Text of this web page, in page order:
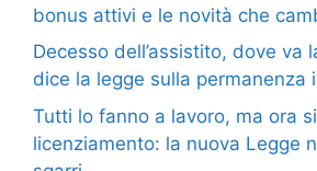
bonus attivi e le novità che
Decesso dell’assistito, dove va
dice la legge sulla permanenza
Tutti lo fanno a lavoro, ma ora
licenziamento: la nuova Legge